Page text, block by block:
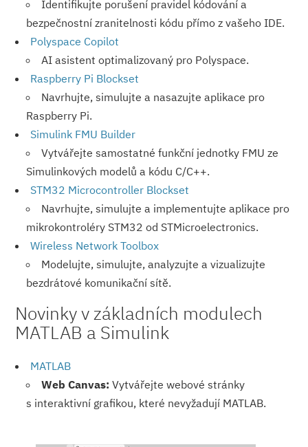
Identifikujte porušení pravidel kódování a
bezpečnostní zranitelnosti kódu přímo z vašeho IDE.
Polyspace Copilot
AI asistent optimalizovaný pro Polyspace.
Raspberry Pi Blockset
Navrhujte, simulujte a nasazujte aplikace pro
Raspberry Pi.
Simulink FMU Builder
Vytvářejte samostatné funkční jednotky FMU ze
Simulinkových modelů a kódu C/C++.
STM32 Microcontroller Blockset
Navrhujte, simulujte a implementujte aplikace pro
mikrokontroléry STM32 od STMicroelectronics.
Wireless Network Toolbox
Modelujte, simulujte, analyzujte a vizualizujte
bezdrátové komunikační sítě.
Novinky v základních modulech
MATLAB a Simulink
MATLAB
Web Canvas: Vytvářejte webové stránky
s interaktivní grafikou, které nevyžadují MATLAB.